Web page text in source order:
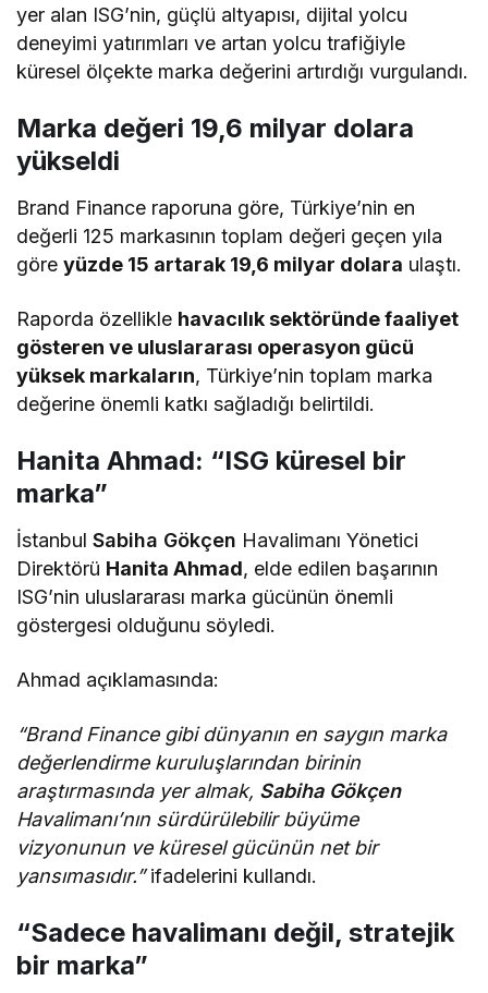
yer alan ISG’nin, güçlü altyapısı, dijital yolcu
deneyimi yatırımları ve artan yolcu trafiğiyle
küresel ölçekte marka değerini artırdığı vurgulandı.
Marka değeri 19,6 milyar dolara
yükseldi
Brand Finance raporuna göre, Türkiye’nin en
değerli 125 markasının toplam değeri geçen yıla
göreyüzde 15 artarak 19,6 milyar dolara ulaştı.
Raporda özellikle havacılık sektöründe faaliyet
gösteren ve uluslararası operasyon gücü
yüksek markaların, Türkiye’nin toplam marka
değerine önemli katkı sağladığı belirtildi.
Hanita Ahmad: “ISG küresel bir
marka”
İstanbulSabiha Gökçen Havalimanı Yönetici
Direktörü Hanita Ahmad, elde edilen başarının
ISG’nin uluslararası marka gücünün önemli
göstergesi olduğunu söyledi.
Ahmad açıklamasında:
“Brand Finance gibi dünyanın en saygın marka
değerlendirme kuruluşlarından birinin
araştırmasında yer almak, Sabiha Gökçen
Havalimanı’nın sürdürülebilir büyüme
vizyonunun ve küresel gücünün net bir
yansımasıdır.”ifadelerini kullandı.
“Sadece havalimanı değil, stratejik
bir marka”